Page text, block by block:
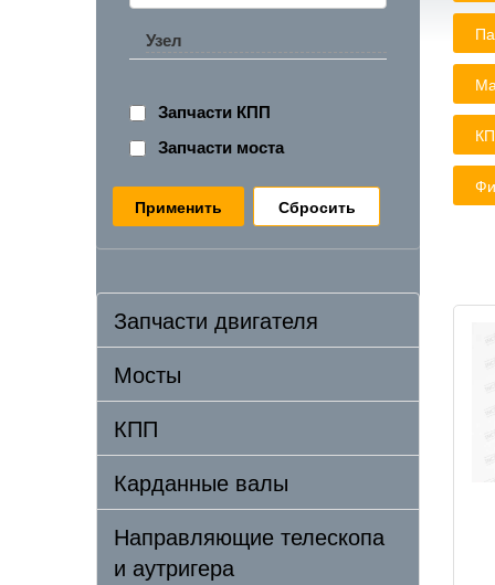
Узел
Запчасти КПП
Запчасти моста
Сбросить
Запчасти двигателя
Мосты
КПП
Карданные валы
Направляющие телескопа
и аутригера